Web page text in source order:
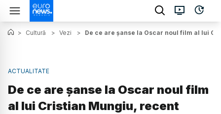
> Cultură > Vezi > De ce are șanse la Oscar noul film al lui
ACTUALITATE
De ce are șanse la Oscar noul film
al lui Cristian Mungiu, recent